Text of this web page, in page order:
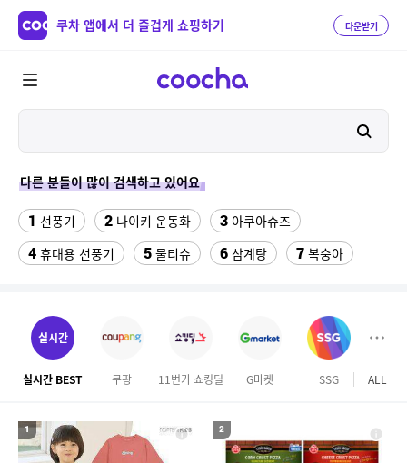
쿠차 앱에서 더 즐겁게 쇼핑하기 다운받기
다른 분들이 많이 검색하고 있어요
1 선풍기 2 나이키 운동화 3 아쿠아슈즈
4 휴대용 선풍기 5 물티슈 6 삼계탕 7 복숭아
11 서울랜드 자유이용권 13 팔찌부자재
14 엄마옷 디오션리조트
17 하이원 워터월드 18 테프론 테이프
중고음료수냉장고 스투시 키즈
ALL
실시간
실시간 BEST 쿠팡 11번가 쇼킹딜 G마켓 SSG 마이리
1 2